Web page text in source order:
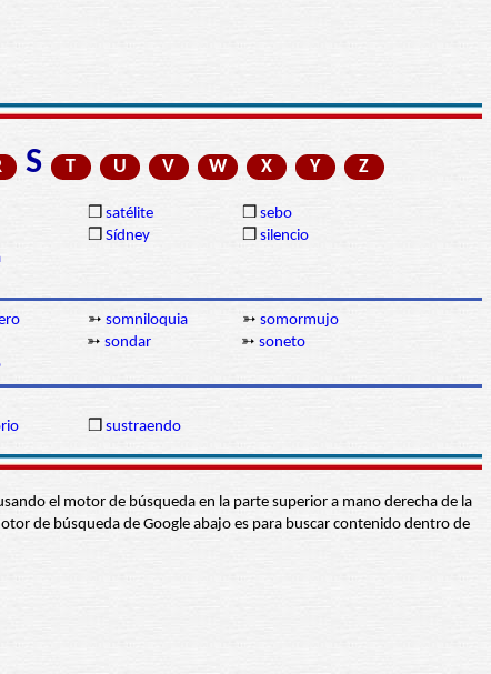
S T U V W X Y Z
❒ satélite ❒ sebo
❒ Sídney ❒ silencio
➳ somniloquia ➳ somormujo
➳ sondar ➳ soneto
❒ sustraendo
el motor de búsqueda en la parte superior a mano derecha de la
de búsqueda de Google abajo es para buscar contenido dentro de